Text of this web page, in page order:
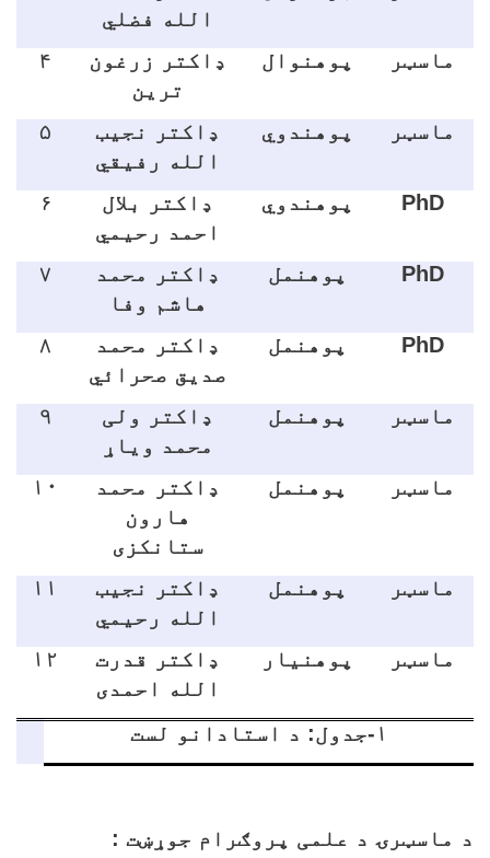
الله فضلي
ماسټر پوهنوال
ډاکتر زرغون
ترين
ماسټر پوهندوي
ډاکتر نجيب
الله رفيقي
PhD پوهندوي
ډاکتر بلال
احمد رحيمي
PhD پوهنمل
ډاکتر محمد
هاشم وفا
PhD پوهنمل
ډاکتر محمد
صديق صحرائي
ماسټر پوهنمل
ډاکتر ولی
محمد وياړ
ماسټر پوهنمل
ډاکتر محمد
هارون
ستانکزی
ماسټر پوهنمل
ډاکتر نجيب
الله رحيمي
ماسټر پوهنيار
ډاکتر قدرت
الله احمدی
ماسټرۍ د علمی پروګرام جوړښت :